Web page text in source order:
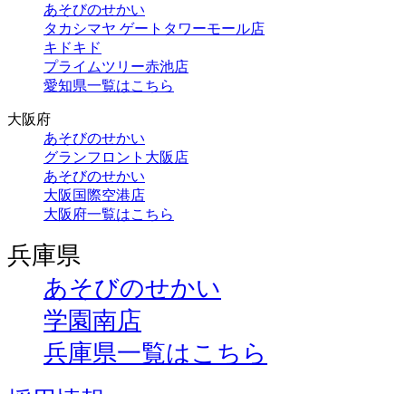
あそびのせかい
タカシマヤ ゲートタワーモール店
キドキド
プライムツリー赤池店
愛知県一覧はこちら
大阪府
あそびのせかい
グランフロント大阪店
あそびのせかい
大阪国際空港店
大阪府一覧はこちら
兵庫県
あそびのせかい
学園南店
兵庫県一覧はこちら